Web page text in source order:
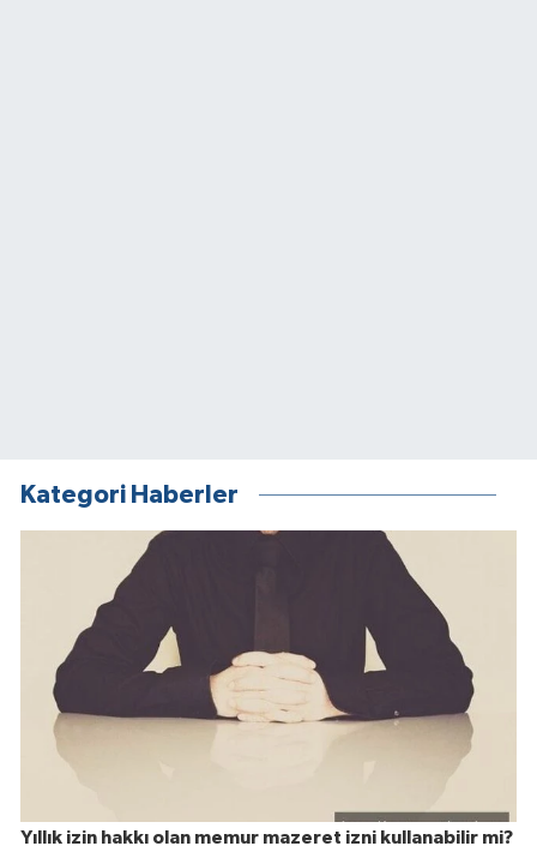
Kategori Haberler
Yıllık izin hakkı olan memur mazeret izni kullanabilir mi?